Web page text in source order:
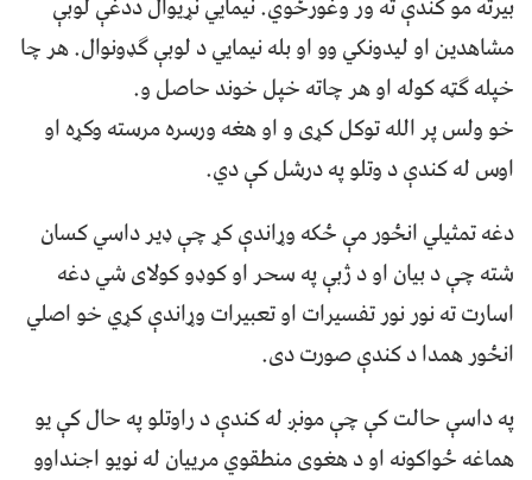
مشاهدين او ليدونکي وو او بله نيمايي د لوبې ګډونوال. هر چا
خپله ګټه کوله او هر چاته خپل خوند حاصل و.
خو ولس پر الله توکل کړی و او هغه ورسره مرسته وکړه او
اوس له کندې د وتلو په درشل کې دي.
دغه تمثيلي انځور مې ځکه وړاندې کړ چې ډير داسي کسان
شته چې د بيان او د ژبې په سحر او کوډو کولای شي دغه
اسارت ته نور نور تفسيرات او تعبيرات وړاندې کړي خو اصلي
انځور همدا د کندې صورت دی.
په داسې حالت کې چې مونږ له کندې د راوتلو په حال کې يو
هماغه ځواکونه او د هغوی منطقوي مرييان له نويو اجنداوو